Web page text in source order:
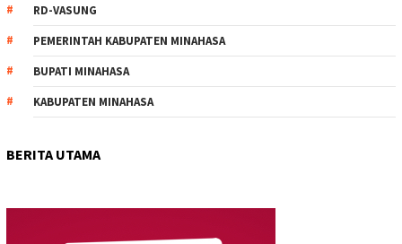
RD-VASUNG
PEMERINTAH KABUPATEN MINAHASA
BUPATI MINAHASA
KABUPATEN MINAHASA
BERITA UTAMA